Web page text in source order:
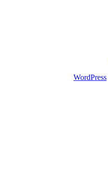
WordPress